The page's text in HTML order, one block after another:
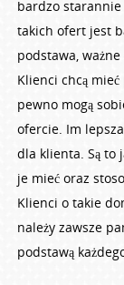
bardzo
takich ofert jest
podstawa,
Klienci chcą
pewno mogą
ofercie. Im
dla klienta. Są to
je mieć oraz
Klienci o takie
należy zawsze
podstawą